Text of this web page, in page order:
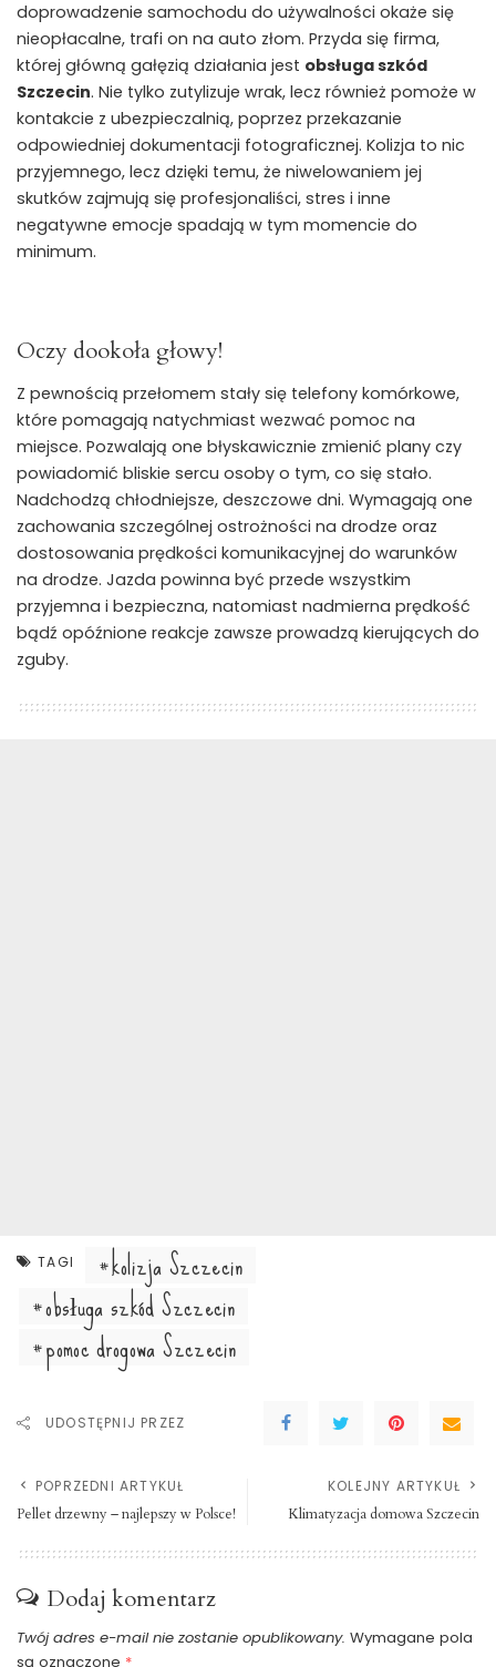
doprowadzenie samochodu do używalności okaże się
nieopłacalne, trafi on na auto złom. Przyda się firma,
której główną gałęzią działania jest obsługa szkód
Szczecin. Nie tylko zutylizuje wrak, lecz również pomoże w
kontakcie z ubezpieczalnią, poprzez przekazanie
odpowiedniej dokumentacji fotograficznej. Kolizja to nic
przyjemnego, lecz dzięki temu, że niwelowaniem jej
skutków zajmują się profesjonaliści, stres i inne
negatywne emocje spadają w tym momencie do
minimum.
Oczy dookoła głowy!
Z pewnością przełomem stały się telefony komórkowe,
które pomagają natychmiast wezwać pomoc na
miejsce. Pozwalają one błyskawicznie zmienić plany czy
powiadomić bliskie sercu osoby o tym, co się stało.
Nadchodzą chłodniejsze, deszczowe dni. Wymagają one
zachowania szczególnej ostrożności na drodze oraz
dostosowania prędkości komunikacyjnej do warunków
na drodze. Jazda powinna być przede wszystkim
przyjemna i bezpieczna, natomiast nadmierna prędkość
bądź opóźnione reakcje zawsze prowadzą kierujących do
zguby.
TAGI
kolizja Szczecin
obsługa szkód Szczecin
pomoc drogowa Szczecin
UDOSTĘPNIJ PRZEZ
POPRZEDNI ARTYKUŁ
Pellet drzewny – najlepszy w Polsce!
KOLEJNY ARTYKUŁ
Klimatyzacja domowa Szczecin
Dodaj komentarz
Twój adres e-mail nie zostanie opublikowany. Wymagane pola
są oznaczone *